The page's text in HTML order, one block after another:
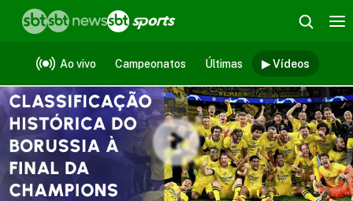
Ao vivo Campeonatos Últimas ▶ Vídeos
Vídeos